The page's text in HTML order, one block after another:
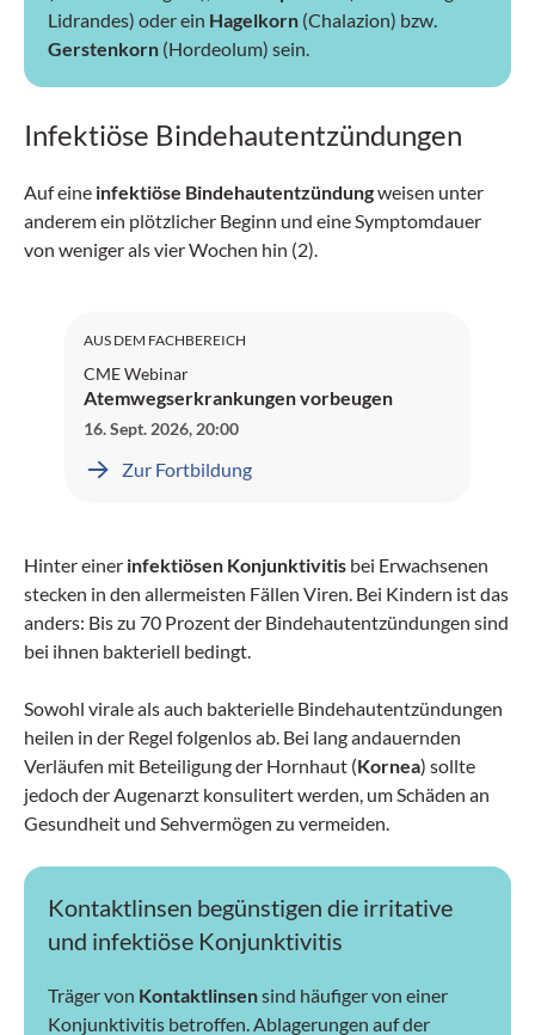
Lidrandes) oder ein Hagelkorn (Chalazion) bzw.
Gerstenkorn (Hordeolum) sein.
Infektiöse Bindehautentzündungen
Auf eine infektiöse Bindehautentzündungweisen unter
anderem ein plötzlicher Beginn und eine Symptomdauer
von weniger als vier Wochen hin (2).
AUS DEM FACHBEREICH
CME Webinar
Atemwegserkrankungen vorbeugen
16. Sept. 2026, 20:00
Zur Fortbildung
Hinter einer infektiösen Konjunktivitis bei Erwachsenen
stecken in den allermeisten Fällen Viren. Bei Kindern ist das
anders: Bis zu 70 Prozent der Bindehautentzündungen sind
bei ihnen bakteriell bedingt.
Sowohl virale als auch bakterielle Bindehautentzündungen
heilen in der Regel folgenlos ab. Bei lang andauernden
Verläufen mit Beteiligung der Hornhaut (Kornea) sollte
jedoch der Augenarzt konsulitert werden, um Schäden an
Gesundheit und Sehvermögen zu vermeiden.
Kontaktlinsen begünstigen die irritative
und infektiöse Konjunktivitis
Träger von Kontaktlinsensind häufiger von einer
Konjunktivitis betroffen. Ablagerungen auf der